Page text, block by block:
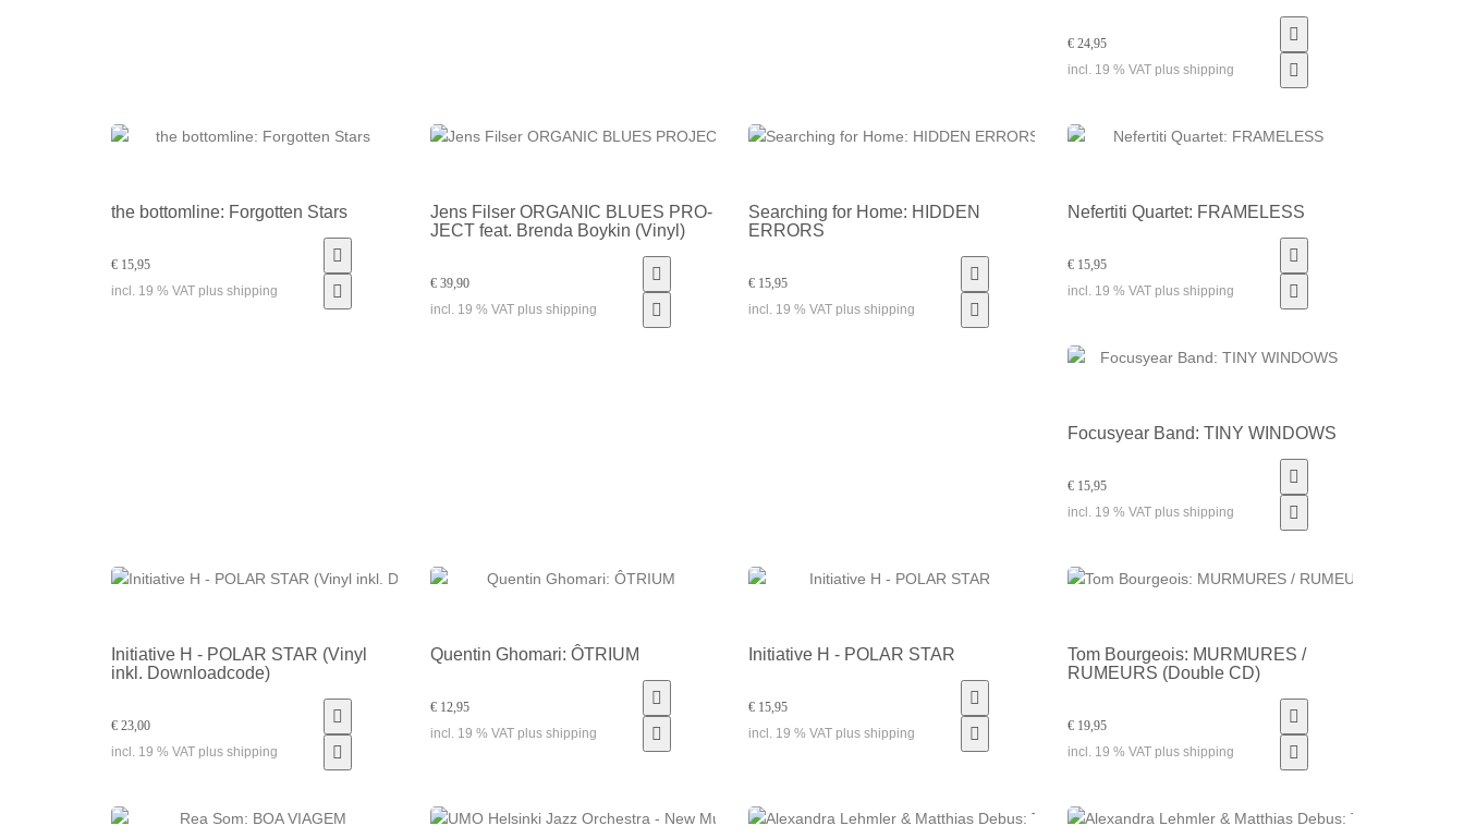
€ 24,95
incl. 19 % VAT plus shipping
the bottomline: Forgotten Stars
€ 15,95
incl. 19 % VAT plus shipping
Jens Fil­ser OR­GA­NIC BLUES PRO­
JECT feat. Bren­da Boy­kin (Vinyl)
€ 39,90
incl. 19 % VAT plus shipping
Searching for Home: HIDDEN
ERRORS
€ 15,95
incl. 19 % VAT plus shipping
Nefertiti Quartet: FRAMELESS
€ 15,95
incl. 19 % VAT plus shipping
Focusyear Band: TINY WINDOWS
€ 15,95
incl. 19 % VAT plus shipping
Initiative H - POLAR STAR (Vinyl
inkl. Downloadcode)
€ 23,00
incl. 19 % VAT plus shipping
Quentin Ghomari: ÔTRIUM
€ 12,95
incl. 19 % VAT plus shipping
Initiative H - POLAR STAR
€ 15,95
incl. 19 % VAT plus shipping
Tom Bourgeois: MURMURES /
RUMEURS (Double CD)
€ 19,95
incl. 19 % VAT plus shipping